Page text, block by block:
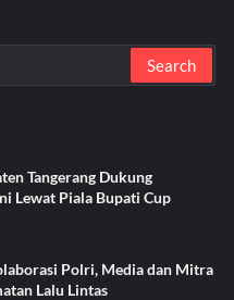
Tangerang Dukung
Lewat Piala Bupati Cup
Polri, Media dan Mitra
Lalu Lintas